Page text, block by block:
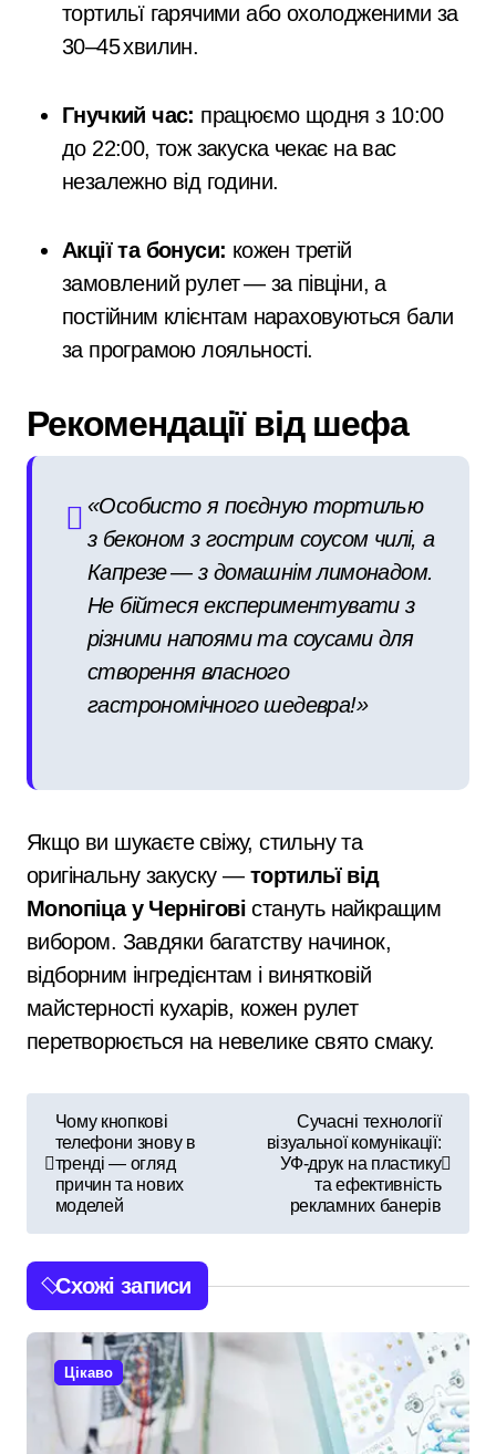
тортильї гарячими або охолодженими за
30–45 хвилин.
Гнучкий час: працюємо щодня з 10:00
до 22:00, тож закуска чекає на вас
незалежно від години.
Акції та бонуси: кожен третій
замовлений рулет — за півціни, а
постійним клієнтам нараховуються бали
за програмою лояльності.
Рекомендації від шефа
«Особисто я поєдную тортилью
з беконом з гострим соусом чилі, а
Капрезе — з домашнім лимонадом.
Не бійтеся експериментувати з
різними напоями та соусами для
створення власного
гастрономічного шедевра!»
Якщо ви шукаєте свіжу, стильну та
оригінальну закуску — тортильї від
Monoпіца у Чернігові стануть найкращим
вибором. Завдяки багатству начинок,
відборним інгредієнтам і винятковій
майстерності кухарів, кожен рулет
перетворюється на невелике свято смаку.
і
г
а
Чому кнопкові
телефони знову в
тренді — огляд
причин та нових
моделей
Сучасні технології
візуальної комунікації:
УФ-друк на пластику
та ефективність
рекламних банерів
Схожі записи
Цікаво